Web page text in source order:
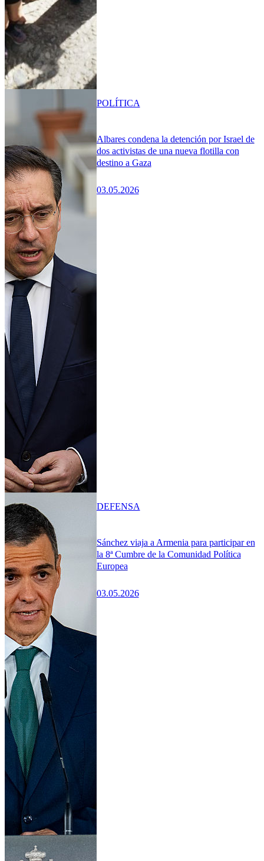
Albares condena la detención por Israel de
dos activistas de una nueva flotilla con
destino a Gaza
03.05.2026
POLÍTICA
Sánchez viaja a Armenia para participar en
la 8ª Cumbre de la Comunidad Política
Europea
03.05.2026
DEFENSA